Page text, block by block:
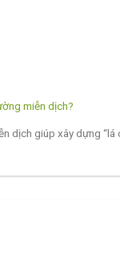
miễn dịch?
dịch giúp xây dựng “lá